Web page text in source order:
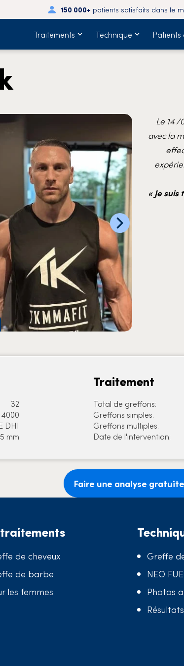
150 000+ patients satisfaits dans le
Traitements Technique
Le 14
avec la
« Je
32
4000
DHI
mm
Traitement
Total de greffons:
Greffons simples:
Greffons multiples:
Date de l'intervention:
Faire une analyse
traitements
de cheveux
de barbe
les femmes
Greffe
NEO FUE
Photos
Résultats